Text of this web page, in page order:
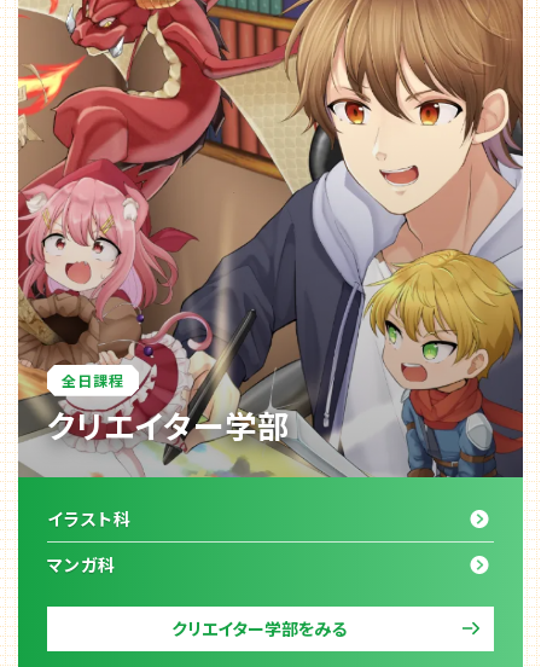
全日課程
クリエイター学部
イラスト科
マンガ科
クリエイター学部をみる